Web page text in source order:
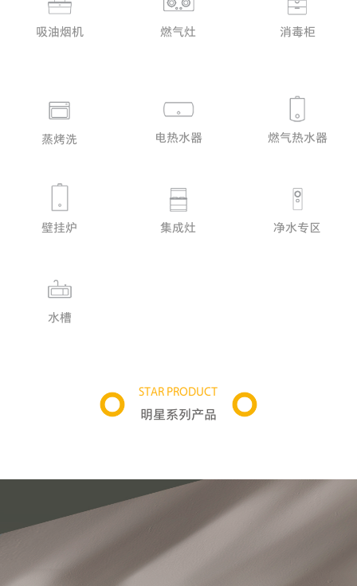
吸油烟机 燃气灶 消毒柜
蒸烤洗 电热水器 燃气热水器
壁挂炉 集成灶 净水专区
水槽
STAR PRODUCT
明星系列产品